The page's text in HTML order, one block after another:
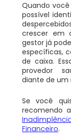
Quando
possível
crescer em
gestor já
específicas,
de caixa.
provedor
diante de
Se você
recomendo
Financeiro.